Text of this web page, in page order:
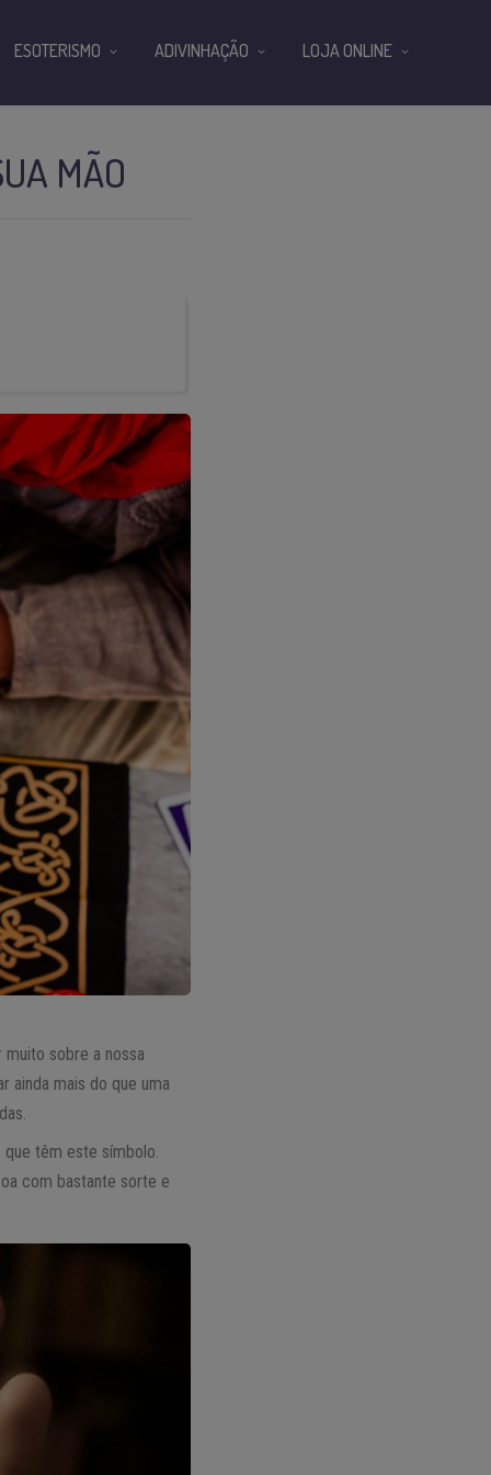
MÃO
sobre a nossa
ainda mais do que uma
que têm este símbolo.
com bastante sorte e
ESOTERISMO ADIVINHAÇÃO LOJA ONLINE